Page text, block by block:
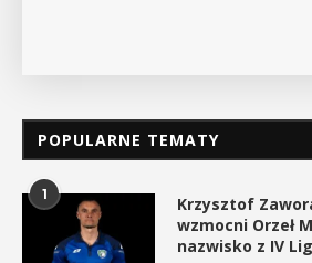
POPULARNE TEMATY
1
Krzysztof
wzmocni Orzeł
nazwisko z IV